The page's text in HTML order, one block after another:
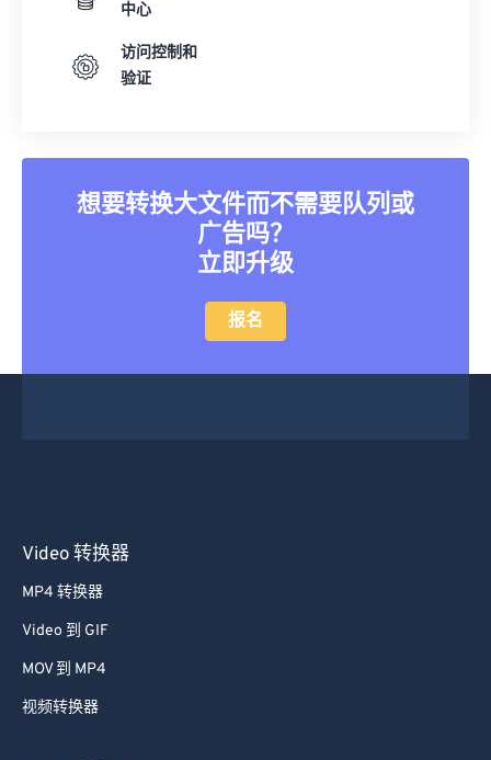
中心
访问控制和
验证
想要转换大文件而不需要队列或
广告吗？
立即升级
报名
Video 转换器
MP4 转换器
Video 到 GIF
MOV 到 MP4
视频转换器